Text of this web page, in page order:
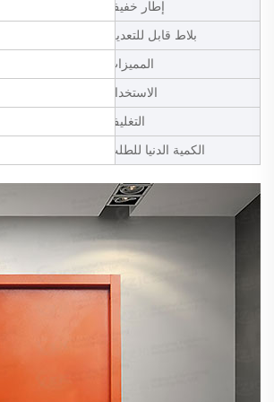
إطار خفيف
بلاط قابل للتعديل
المميزات
الاستخدام
التغليف
الكمية الدنيا للطلب